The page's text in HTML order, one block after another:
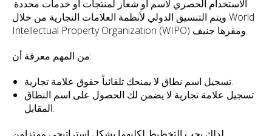
الاستخدام الحصري لاسم أو شعار لمنتجات أو خدمات محددة.
ويتم التنسيق الدولي لأنظمة العلامات التجارية من خلال World
Intellectual Property Organization (WIPO) ومقرها جنيف.
من المهم معرفة أن:
تسجيل اسم نطاق لا يمنحك تلقائياً حقوق علامة تجارية.
تسجيل علامة تجارية لا يضمن لك الحصول على اسم النطاق
المقابل.